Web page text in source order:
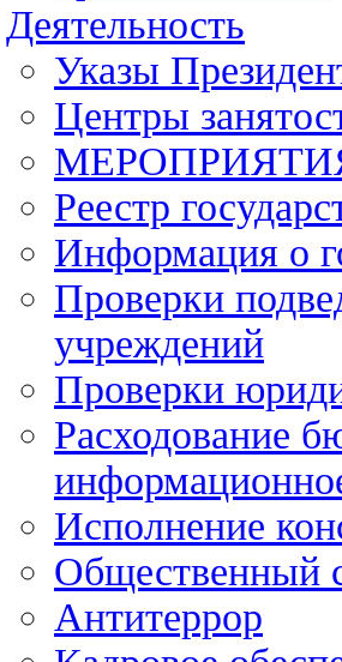
Деятельность
Указы
Центры
Реестр
Информация о
Проверки
учреждений
Проверки
Расходование
Исполнение
Общественный
Антитеррор